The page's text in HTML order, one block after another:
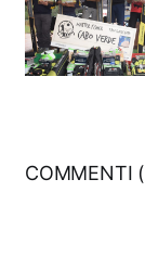
COMMENTI (